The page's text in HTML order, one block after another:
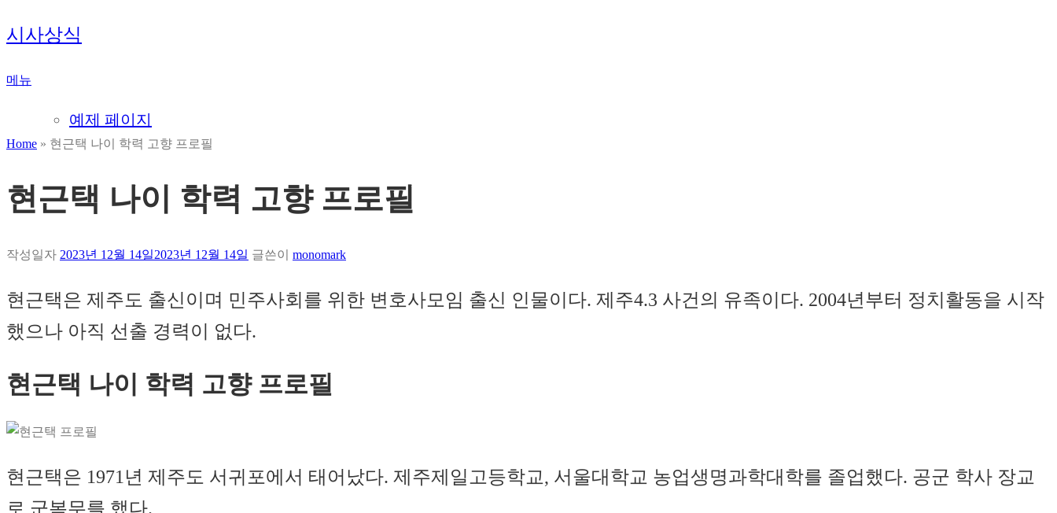
내
시사상식
메뉴
예제 페이지
Home » 현근택 나이 학력 고향 프로필
현근택 나이 학력 고향 프로필
작성일자 2023년 12월 14일2023년 12월 14일 글쓴이 monomark
현근택은 제주도 출신이며 민주사회를 위한 변호사모임 출신 인물이다. 제주4.3 사건의 유족이다. 2004년부터 정치활동을 시작
했으나 아직 선출 경력이 없다.
현근택 나이 학력 고향 프로필
현근택은 1971년 제주도 서귀포에서 태어났다. 제주제일고등학교, 서울대학교 농업생명과학대학를 졸업했다. 공군 학사 장교
로 군복무를 했다.